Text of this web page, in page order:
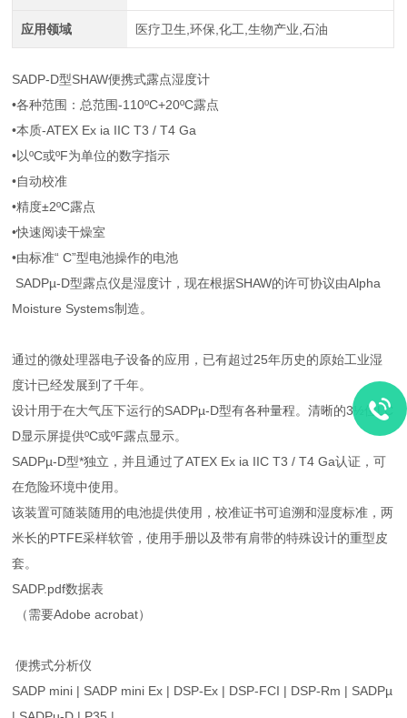
应用领域 医疗卫生,环保,化工,生物产业,石油
SADP-D型SHAW便携式露点湿度计
•各种范围：总范围-110ºC+20ºC露点
•本质-ATEX Ex ia IIC T3 / T4 Ga
•以ºC或ºF为单位的数字指示
•自动校准
•精度±2ºC露点
•快速阅读干燥室
•由标准“ C”型电池操作的电池
SADPµ-D型露点仪是湿度计，现在根据SHAW的许可协议由Alpha
Moisture Systems制造。
通过的微处理器电子设备的应用，已有超过25年历史的原始工业湿
度计已经发展到了千年。
设计用于在大气压下运行的SADPµ-D型有各种量程。清晰的3½位LC
D显示屏提供ºC或ºF露点显示。
SADPµ-D型*独立，并且通过了ATEX Ex ia IIC T3 / T4 Ga认证，可
在危险环境中使用。
该装置可随装随用的电池提供使用，校准证书可追溯和湿度标准，两
米长的PTFE采样软管，使用手册以及带有肩带的特殊设计的重型皮
套。
SADP.pdf数据表
（需要Adobe acrobat）
便携式分析仪
SADP mini | SADP mini Ex | DSP-Ex | DSP-FCI | DSP-Rm | SADPµ